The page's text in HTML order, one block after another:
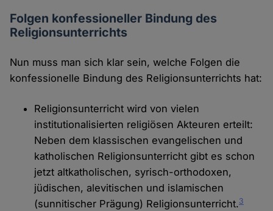
Folgen konfessioneller Bindung des
Religionsunterrichts
Nun muss man sich klar sein, welche Folgen die
konfessionelle Bindung des Religionsunterrichts hat:
Religionsunterricht wird von vielen
institutionalisierten religiösen Akteuren erteilt:
Neben dem klassischen evangelischen und
katholischen Religionsunterricht gibt es schon
jetzt altkatholischen, syrisch-orthodoxen,
jüdischen, alevitischen und islamischen
(sunnitischer Prägung) Religionsunterricht.3